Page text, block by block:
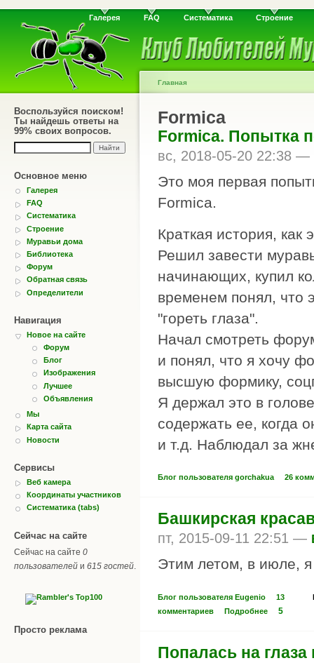
Галерея FAQ Систематика Строение
Воспользуйся поиском!
Ты найдешь ответы на
99% своих вопросов.
Основное меню
Галерея
FAQ
Систематика
Строение
Муравьи дома
Библиотека
Форум
Обратная связь
Определители
Навигация
Новое на сайте
Форум
Блог
Изображения
Лучшее
Объявления
Мы
Карта сайта
Новости
Сервисы
Веб камера
Координаты участников
Систематика (tabs)
Сейчас на сайте
Сейчас на сайте 0
пользователей и 615 гостей
Просто реклама
Главная
Formica
Formica. Попытка
вс, 2018-05-20 22:38 —
Это моя первая
Formica.
Краткая история, как
Решил завести
начинающих, купил
временем понял, что
"гореть глаза".
Начал смотреть
и понял, что я хочу
высшую формику,
Я держал это в
содержать ее, когда
и т.д. Наблюдал за
Блог пользователя gorchakua 26
Башкирская
пт, 2015-09-11 22:51 —
Этим летом, в июле,
Блог пользователя Eugenio
13
комментариев
Подробнее 5
Попалась на глаза